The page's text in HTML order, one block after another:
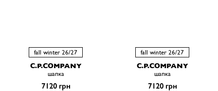
fall winter 26/27
C.P.COMPANY
шапка
7120 грн
fall winter 26/27
C.P.COMPANY
шапка
7120 грн